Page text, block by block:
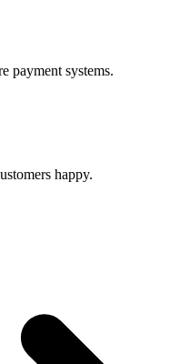
payment systems.
happy.